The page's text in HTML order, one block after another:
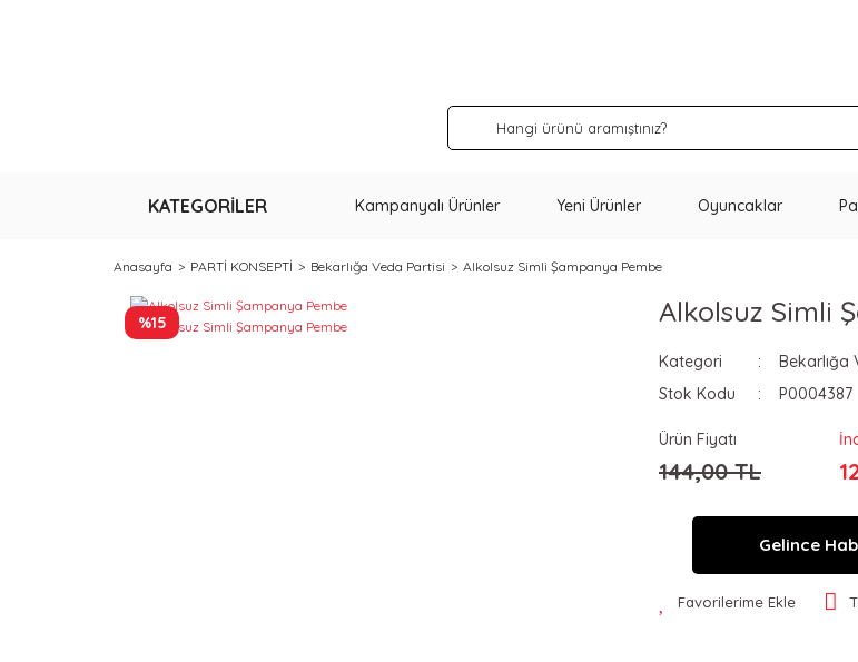
KATEGORİLER Kampanyalı Ürünler Yeni Ürünler Oyuncaklar
Anasayfa PARTİ KONSEPTİ Bekarlığa Veda Partisi Alkolsuz Simli Şampanya Pembe
%15 Alkolsuz Simli
Kategori
Bekarlığa
Stok Kodu
P0004387
Ürün Fiyatı
144,00 TL
Gelince
Favorilerime Ekle